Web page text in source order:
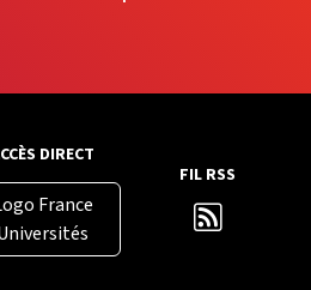
DIRECT
France
FIL RSS